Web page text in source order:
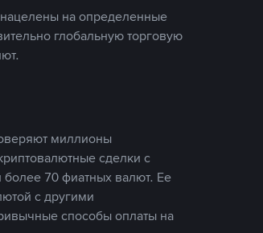
на определенные
глобальную торговую
миллионы
сделки с
70 фиатных валют. Ее
с другими
способы оплаты на